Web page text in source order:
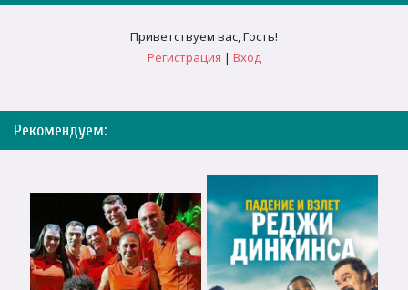
Приветствуем вас,Гость!
Регистрация | Вход
Рекомендуем: